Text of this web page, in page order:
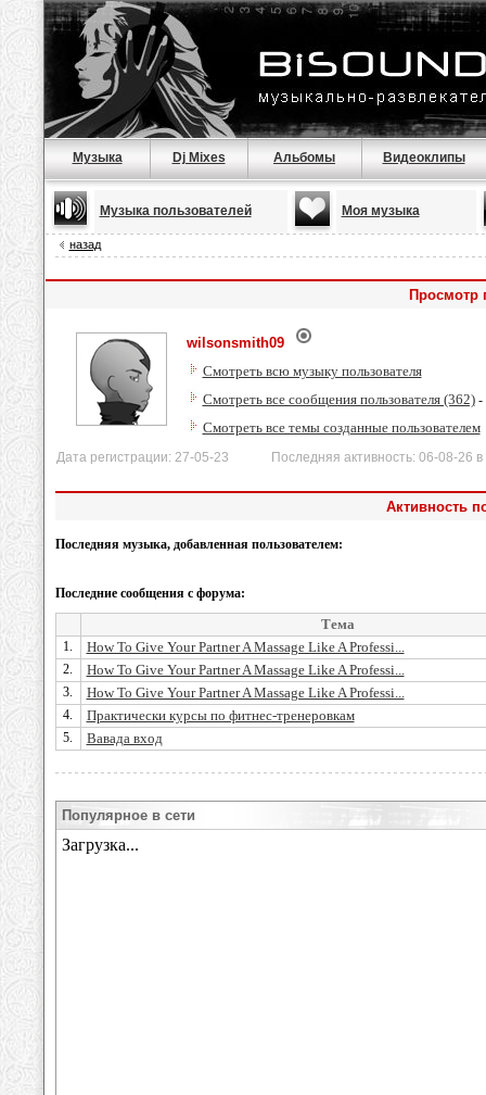
Музыка Dj Mixes Альбомы Видеоклипы
Музыка пользователей Моя музыка
назад
Просмотр
wilsonsmith09
Смотреть всю музыку пользователя
Смотреть все сообщения пользователя (362)-
Смотреть все темы созданные пользователем
Дата регистрации: 27-05-23 Последняя активность: 06-08-26 в
Активность
Последняя музыка, добавленная пользователем:
Последние сообщения с форума:
Тема
1. How To Give Your Partner A Massage Like A Professi...
2. How To Give Your Partner A Massage Like A Professi...
3. How To Give Your Partner A Massage Like A Professi...
4. Практически курсы по фитнес-тренеровкам
5. Вавада вход
Популярное в сети